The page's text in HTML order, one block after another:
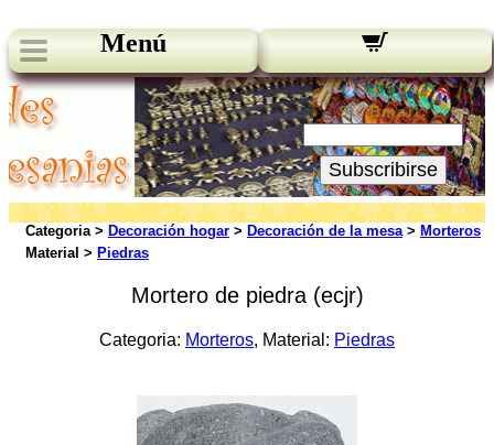
Menú
Novedades:
Su Email:
Subscribirse
Categoria > Decoración hogar > Decoración de la mesa> Morteros
Material > Piedras
Mortero de piedra (ecjr)
Categoria: Morteros, Material: Piedras